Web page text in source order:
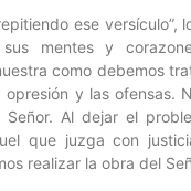
ese versículo”,
mentes y
como debemos
opresión y las ofensas.
Al dejar el
que juzga con
realizar la obra del